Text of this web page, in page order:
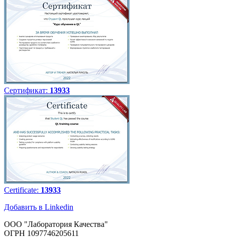
Сертификат: 13933
Certificate: 13933
Добавить в Linkedin
ООО "Лаборатория Качества"
ОГРН 1097746205611